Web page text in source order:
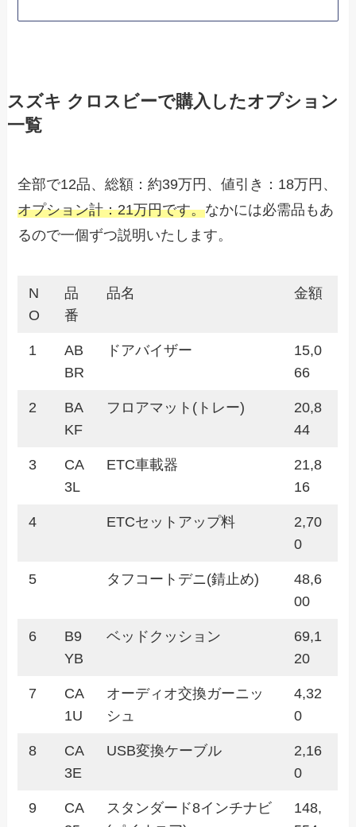
スズキ クロスビーで購入したオプション
一覧
全部で12品、総額：約39万円、値引き：18万円、
オプション計：21万円です。なかには必需品もあ
るので一個ずつ説明いたします。
N
O
品
番
品名 金額
1
AB
BR
ドアバイザー
15,0
66
2
BA
KF
フロアマット(トレー)
20,8
44
3
CA
3L
ETC車載器
21,8
16
4 ETCセットアップ料
2,70
0
5 タフコートデニ(錆止め)
48,6
00
6
B9
YB
ベッドクッション
69,1
20
7
CA
1U
オーディオ交換ガーニッ
シュ
4,32
0
8
CA
3E
USB変換ケーブル
2,16
0
9
CA
スタンダード8インチナビ
148,